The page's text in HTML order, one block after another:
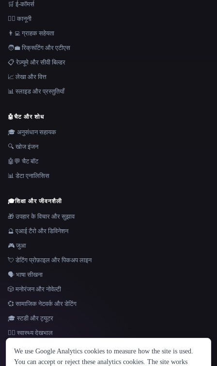
भाषा
English español Français Русский 简体中文
🛒 ई-कॉमर्स
👩‍⚖️ कानूनी
👨‍💻 ग्राहक सहेयता
🧑‍💼 रिक्रूटिंग और एटीएस
📋 रेज़्यूमे और सीवी बिल्डर
📈 लेखा और वित्त
📊 स्लाइड और प्रस्तुतियाँ
🤖चैट और शोध
🎓 अनुसंधान सहायक
🔍 खोज इंजन
🤖💬 चैट बॉट
📊 डेटा एनालिसिस
🎓शिक्षा और जीवनशैली
🎁 उपहार के विचार और सुझाव
🔮 एआई टैरो और डिविनेशन
🎮 जुआ
💘 डेटिंग प्रोफ़ाइल और पिकअप लाइन
🗣️ भाषा सीखना
🎲 मनोरंजन और नोवेल्टी
💞 सामाजिक नेटवर्क और डेटिंग
🎓 स्टडी और ट्यूटर
👩‍⚕️ स्वास्थ्य देखभाल
We use Google Analytics cookies to measure how the site is used.
You can accept or reject these analytics cookies. The site works